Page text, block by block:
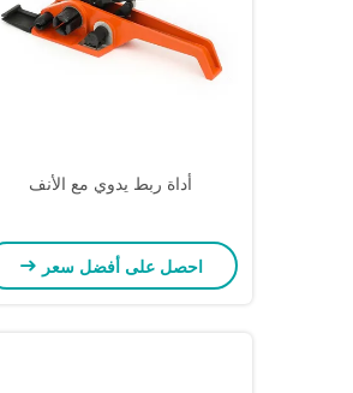
أداة ربط يدوي مع الأنف
احصل على أفضل سعر